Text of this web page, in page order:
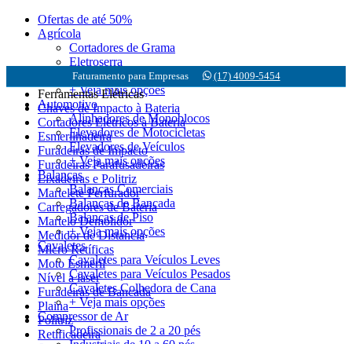
Ofertas de até 50%
Agrícola
Cortadores de Grama
Eletroserra
Motobombas
+ Veja mais opções
Automotivo
Alinhadores de Monoblocos
Elevadores de Motocicletas
Elevadores de Veículos
+ Veja mais opções
Balanças
Balanças Comerciais
Balanças de Bancada
Balanças de Piso
+ Veja mais opções
Cavaletes
Cavaletes para Veículos Leves
Cavaletes para Veículos Pesados
Cavaletes Colhedora de Cana
+ Veja mais opções
Compressor de Ar
Profissionais de 2 a 20 pés
Faturamento para Empresas (17) 4009-5454
Ferramentas Elétricas
Chaves de Impacto à Bateria
Cortadores Elétricos à Bateria
Esmerilhadeira
Furadeiras de Impacto
Furadeiras Parafusadeiras
Lixadeiras e Politriz
Martelete Perfurador
Carregadores de Bateria
Martelo Demolidor
Medidor de Distancia
Micro Retíficas
Moto Esmeril
Nível a laser
Furadeiras de Bancada
Plaina
Politriz
Retificadeira